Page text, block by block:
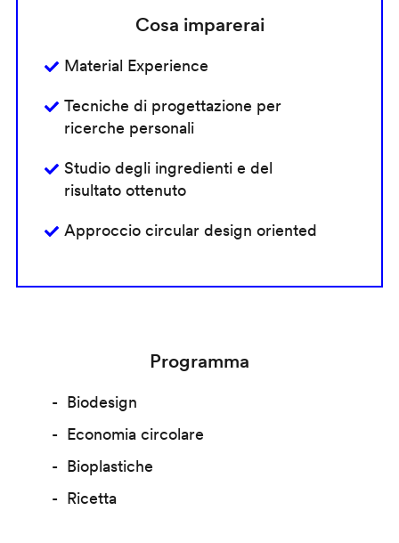
Cosa imparerai
Material Experience
Tecniche di progettazione per
ricerche personali
Studio degli ingredienti e del
risultato ottenuto
Approccio circular design oriented
Programma
Biodesign
Economia circolare
Bioplastiche
Ricetta